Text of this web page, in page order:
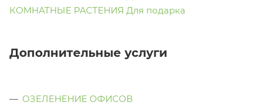
КОМНАТНЫЕ РАСТЕНИЯ Для подарка
Дополнительные услуги
ОЗЕЛЕНЕНИЕ ОФИСОВ